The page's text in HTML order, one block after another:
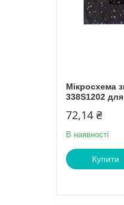
Мікросхема
338S1202
72,14 ₴
В наявності
Купити